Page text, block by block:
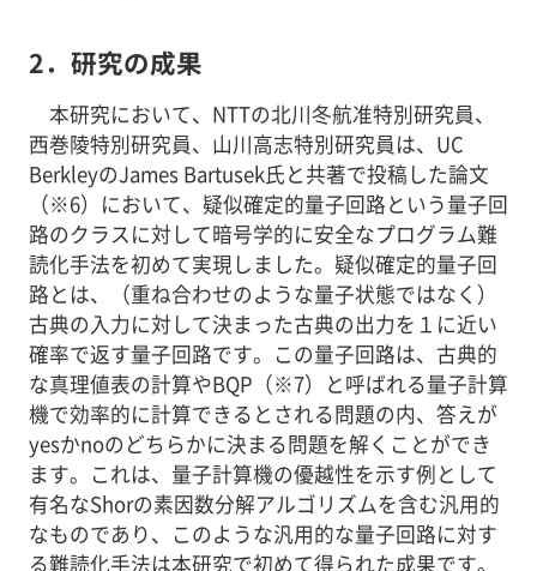
2．研究の成果
本研究において、NTTの北川冬航准特別研究員、
西巻陵特別研究員、山川高志特別研究員は、UC
BerkleyのJames Bartusek氏と共著で投稿した論文
（※6）において、疑似確定的量子回路という量子回
路のクラスに対して暗号学的に安全なプログラム難
読化手法を初めて実現しました。疑似確定的量子回
路とは、（重ね合わせのような量子状態ではなく）
古典の入力に対して決まった古典の出力を１に近い
確率で返す量子回路です。この量子回路は、古典的
な真理値表の計算やBQP（※7）と呼ばれる量子計算
機で効率的に計算できるとされる問題の内、答えが
yesかnoのどちらかに決まる問題を解くことができ
ます。これは、量子計算機の優越性を示す例として
有名なShorの素因数分解アルゴリズムを含む汎用的
なものであり、このような汎用的な量子回路に対す
る難読化手法は本研究で初めて得られた成果です。